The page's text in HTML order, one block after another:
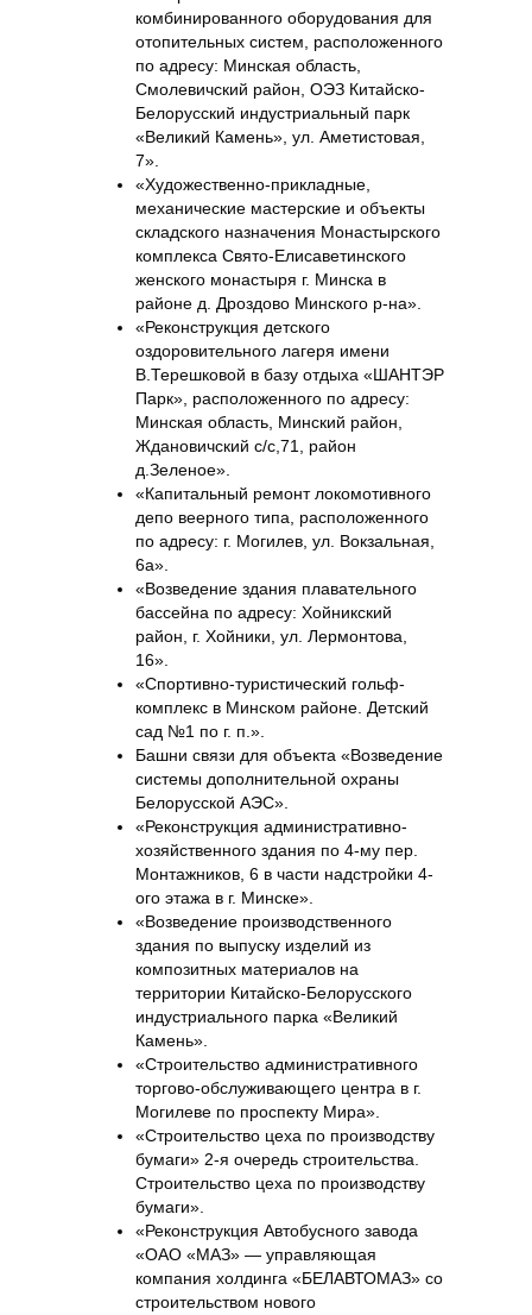
комбинированного оборудования для
отопительных систем, расположенного
по адресу: Минская область,
Смолевичский район, ОЭЗ Китайско-
Белорусский индустриальный парк
«Великий Камень», ул. Аметистовая,
7».
«Художественно-прикладные,
механические мастерские и объекты
складского назначения Монастырского
комплекса Свято-Елисаветинского
женского монастыря г. Минска в
районе д. Дроздово Минского р-на».
«Реконструкция детского
оздоровительного лагеря имени
В.Терешковой в базу отдыха «ШАНТЭР
Парк», расположенного по адресу:
Минская область, Минский район,
Ждановичский с/с,71, район
д.Зеленое».
«Капитальный ремонт локомотивного
депо веерного типа, расположенного
по адресу: г. Могилев, ул. Вокзальная,
6а».
«Возведение здания плавательного
бассейна по адресу: Хойникский
район, г. Хойники, ул. Лермонтова,
16».
«Спортивно-туристический гольф-
комплекс в Минском районе. Детский
сад №1 по г. п.».
Башни связи для объекта «Возведение
системы дополнительной охраны
Белорусской АЭС».
«Реконструкция административно-
хозяйственного здания по 4-му пер.
Монтажников, 6 в части надстройки 4-
ого этажа в г. Минске».
«Возведение производственного
здания по выпуску изделий из
композитных материалов на
территории Китайско-Белорусского
индустриального парка «Великий
Камень».
«Строительство административного
торгово-обслуживающего центра в г.
Могилеве по проспекту Мира».
«Строительство цеха по производству
бумаги» 2-я очередь строительства.
Строительство цеха по производству
бумаги».
«Реконструкция Автобусного завода
«ОАО «МАЗ» — управляющая
компания холдинга «БЕЛАВТОМАЗ» со
строительством нового